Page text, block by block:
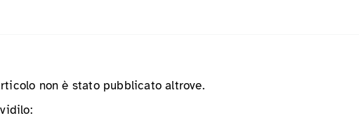
non è stato pubblicato altrove.